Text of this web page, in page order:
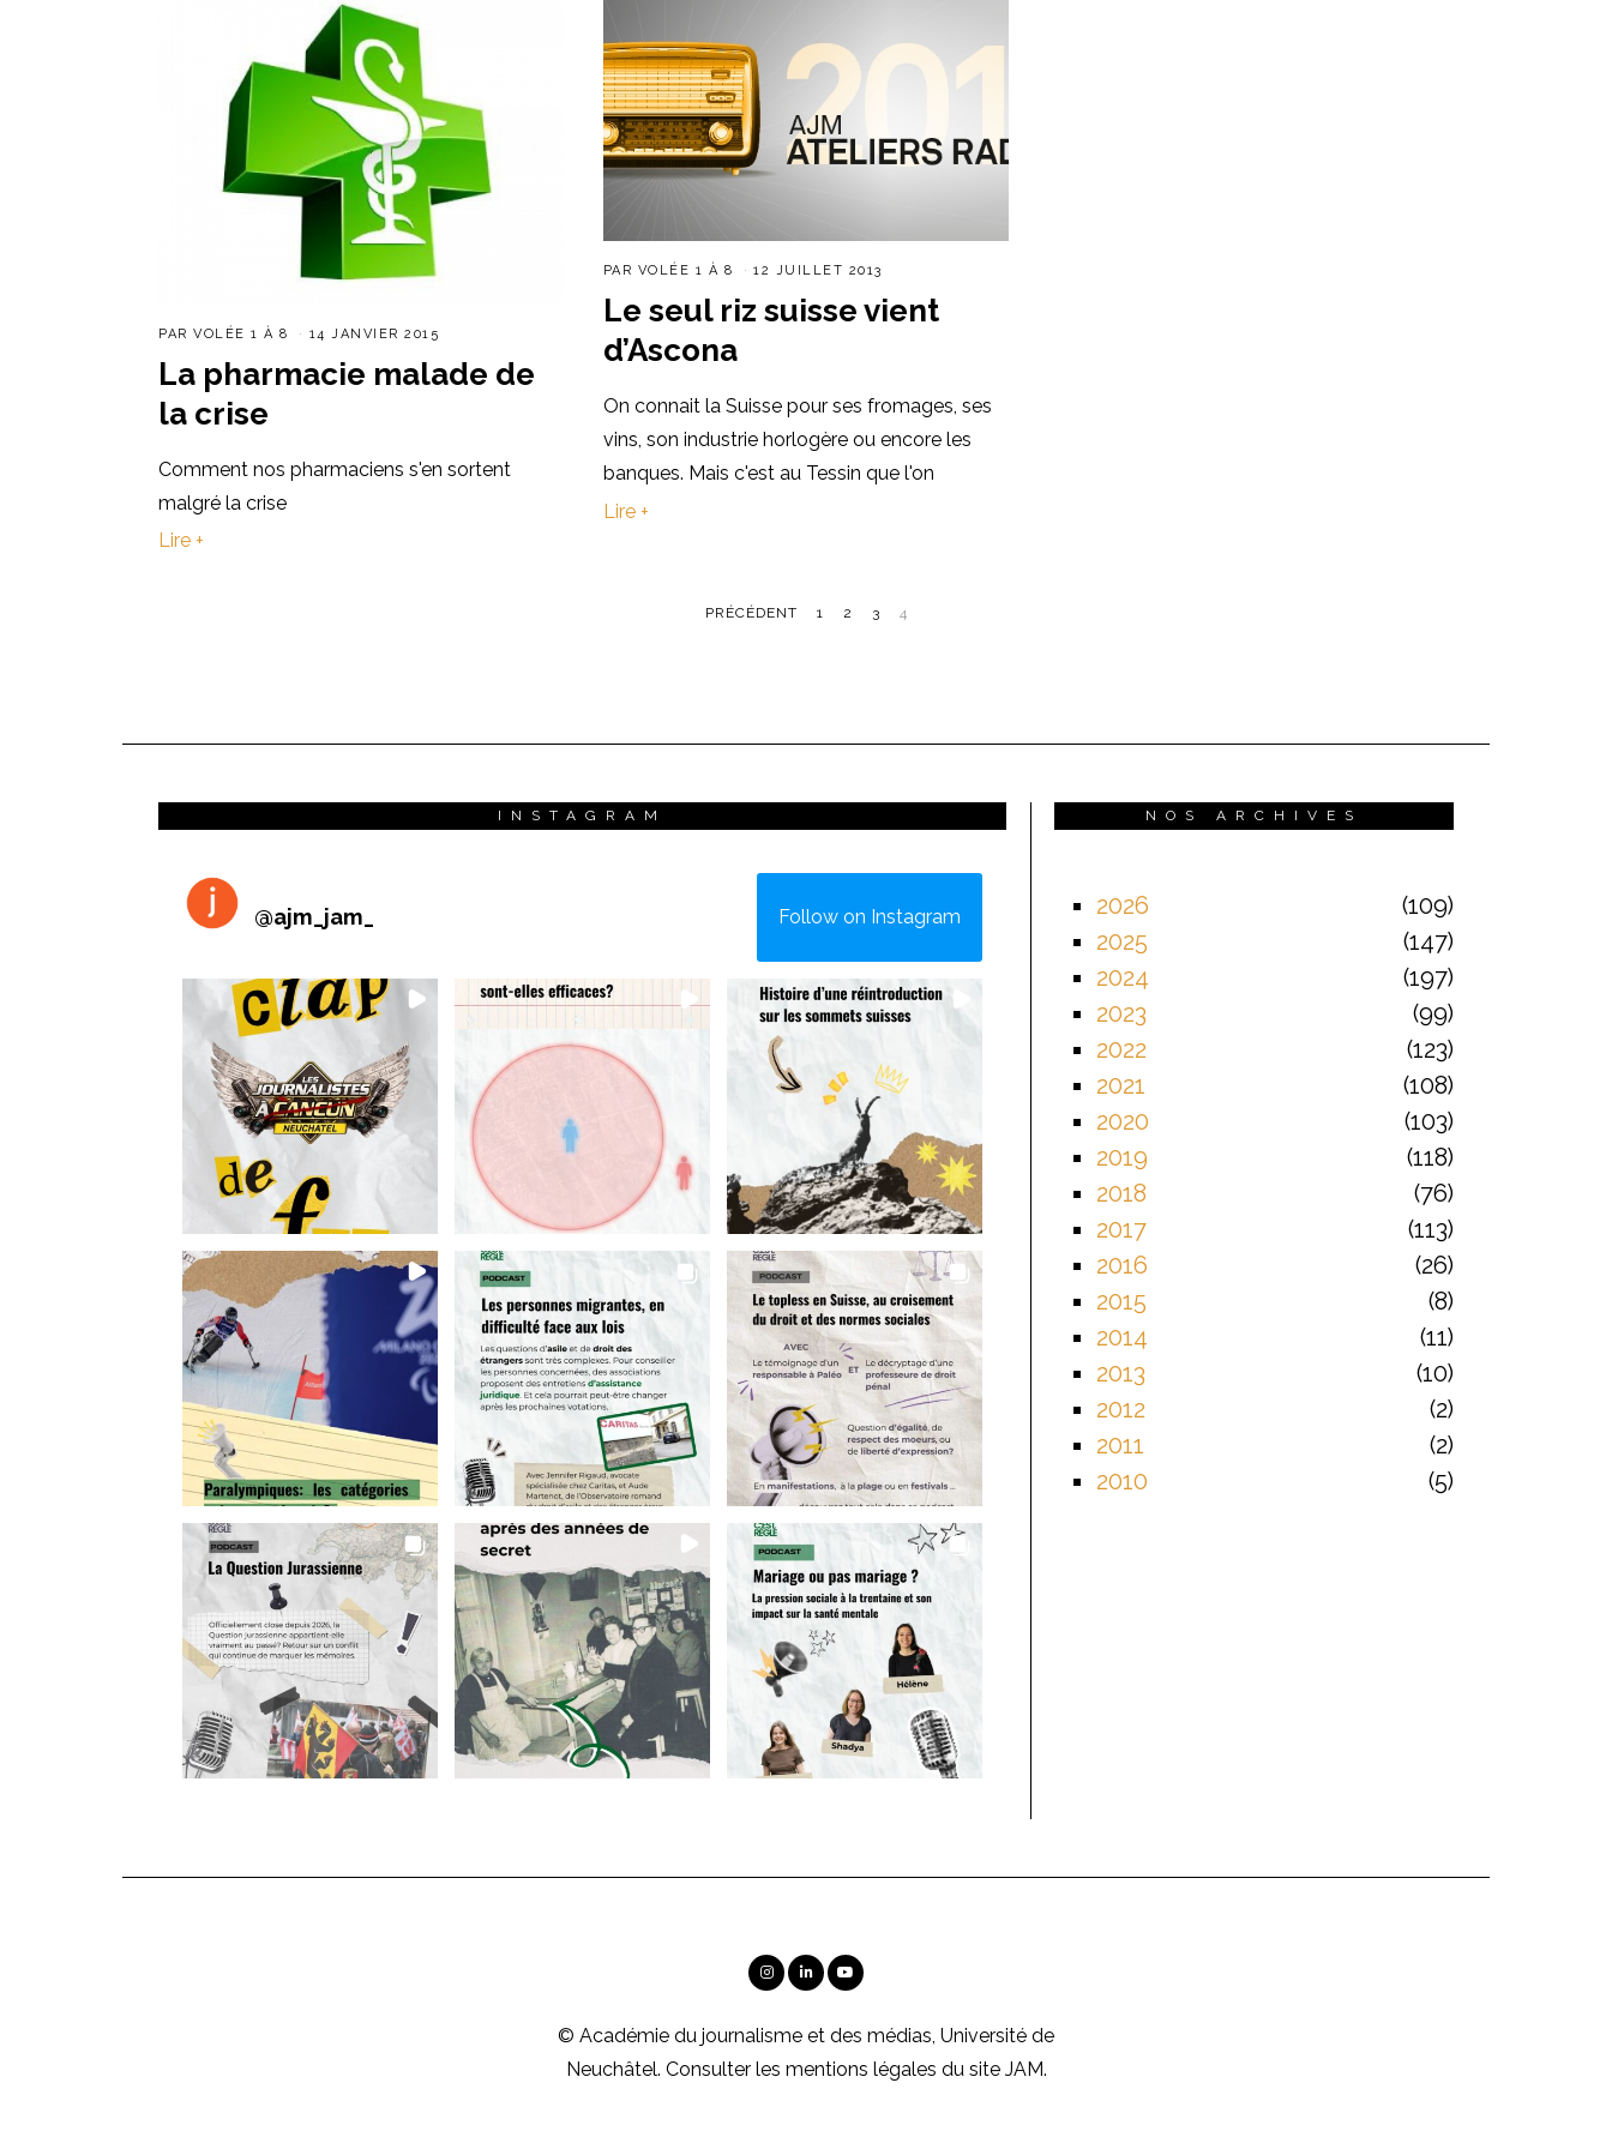
PAR VOLÉE 1 À 8 14 JANVIER 2015
La pharmacie malade de
la crise
Comment nos pharmaciens s'en sortent
malgré la crise
Lire +
PAR VOLÉE 1 À 8 12 JUILLET 2013
Le seul riz suisse vient
d’Ascona
On connait la Suisse pour ses fromages, ses
vins, son industrie horlogère ou encore les
banques. Mais c'est au Tessin que l'on
Lire +
PRÉCÉDENT 1 2 3 4
INSTAGRAM
@ajm_jam_ Follow on Instagram
NOS ARCHIVES
2026
109
2025
147
2024
197
2023
99
2022
123
2021
108
2020
103
2019
118
2018
76
2017
113
2016
26
2015
8
2014
11
2013
10
2012
2
2011
2
2010
5
© Académie du journalisme et des médias, Université de
Neuchâtel. Consulter les mentions légales du site JAM.